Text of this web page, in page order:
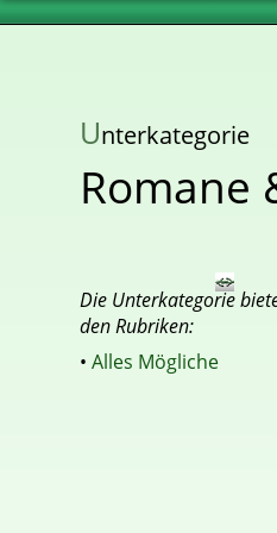
Unterkategorie
Romane
Die Unterkategorie
den Rubriken:
•Alles Mögliche